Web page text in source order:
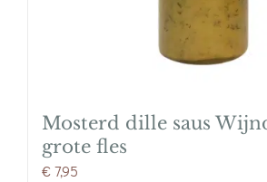
Mosterd dille saus
grote fles
€7,95